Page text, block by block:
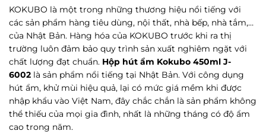
KOKUBO là một trong những thương hiệu nổi tiếng với
các sản phẩm hàng tiêu dùng, nội thất, nhà bếp, nhà tắm,…
của Nhật Bản. Hàng hóa của KOKUBO trước khi ra thị
trường luôn đảm bảo quy trình sản xuất nghiêm ngặt với
chất lượng đạt chuẩn. Hộp hút ẩm Kokubo 450ml J-
6002 là sản phẩm nổi tiếng tại Nhật Bản. Với công dụng
hút ẩm, khử mùi hiệu quả, lại có mức giá mềm khi được
nhập khẩu vào Việt Nam, đây chắc chắn là sản phẩm không
thể thiếu của mọi gia đình, nhất là những tháng có độ ẩm
cao trong năm.